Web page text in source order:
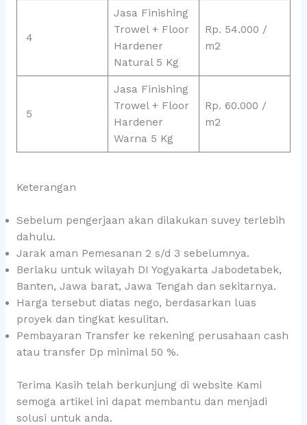
4
Jasa Finishing
Trowel + Floor
Hardener
Natural 5 Kg
Rp. 54.000 /
m2
5
Jasa Finishing
Trowel + Floor
Hardener
Warna 5 Kg
Rp. 60.000 /
m2
Keterangan
Sebelum pengerjaan akan dilakukan suvey terlebih
dahulu.
Jarak aman Pemesanan 2 s/d 3 sebelumnya.
Berlaku untuk wilayah DI Yogyakarta Jabodetabek,
Banten, Jawa barat, Jawa Tengah dan sekitarnya.
Harga tersebut diatas nego, berdasarkan luas
proyek dan tingkat kesulitan.
Pembayaran Transfer ke rekening perusahaan cash
atau transfer Dp minimal 50 %.
Terima Kasih telah berkunjung di website Kami
semoga artikel ini dapat membantu dan menjadi
solusi untuk anda.